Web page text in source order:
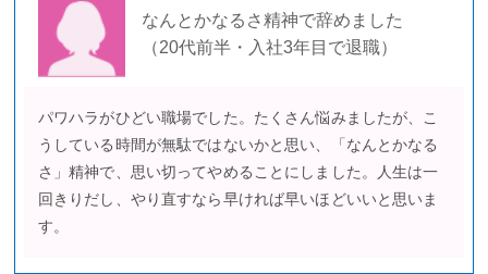
なんとかなるさ精神で辞めました
（20代前半・入社3年目で退職）
パワハラがひどい職場でした。たくさん悩みましたが、こ
うしている時間が無駄ではないかと思い、「なんとかなる
さ」精神で、思い切ってやめることにしました。人生は一
回きりだし、やり直すなら早ければ早いほどいいと思いま
す。